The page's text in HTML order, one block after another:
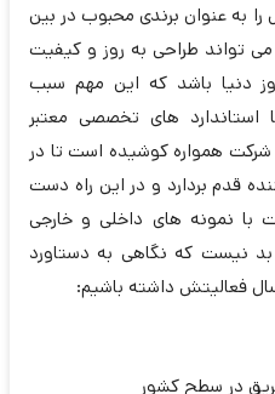
به عنوان برندی محبوب در بین
می تواند طراحی به روز و کیفیت
دنیا باشد که این مهم سبب
استاندارد های تخصصی معتبر
شرکت همواره کوشیده است تا در
قدم بردارد و در این راه دست
با نمونه های داخلی و خارجی
نیست که نگاهی به دستاورد
فعالیتش داشته باشیم:
در سطح کشور